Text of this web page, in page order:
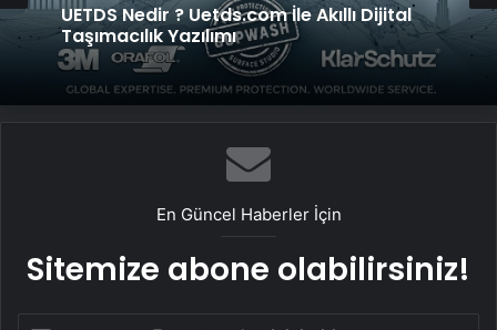
UETDS Nedir ? Uetds.com İle Akıllı Dijital
Taşımacılık Yazılımı
En Güncel Haberler İçin
Sitemize abone olabilirsiniz!